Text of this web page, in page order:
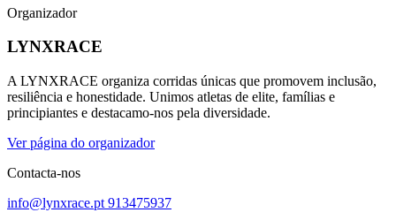
Organizador
LYNXRACE
A LYNXRACE organiza corridas únicas que promovem inclusão,
resiliência e honestidade. Unimos atletas de elite, famílias e
principiantes e destacamo-nos pela diversidade.
Ver página do organizador
Contacta-nos
info@lynxrace.pt 913475937